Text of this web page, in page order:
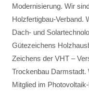
Modernisierung. Wir
Holzfertigbau-Verband.
Dach- und
Gütezeichens
Zeichens der VHT –
Trockenbau Darmstadt.
Mitglied im